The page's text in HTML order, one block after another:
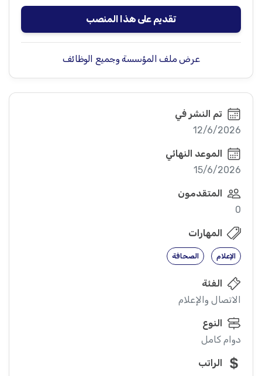
تقديم على هذا المنصب
عرض ملف المؤسسة وجميع الوظائف
تم النشر في
12/6/2026
الموعد النهائي
15/6/2026
المتقدمون
0
المهارات
الإعلام الصحافة
الفئة
الاتصال والإعلام
النوع
دوام كامل
الراتب